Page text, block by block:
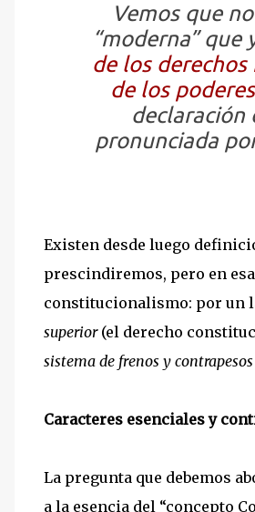
Vemos que
“moderna” que
de los
de los
declaración
pronunciada
Existen desde luego
prescindiremos, pero en
constitucionalismo: por un
superior (el derecho
sistema de frenos y
Caracteres esenciales y
La pregunta que debemos
a la esencia del “concepto